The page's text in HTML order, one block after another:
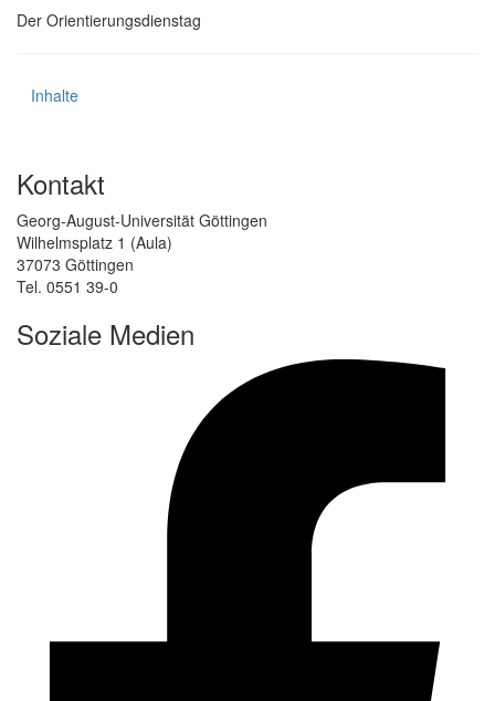
Der Orientierungsdienstag
Inhalte
Kontakt
Georg-August-Universität Göttingen
Wilhelmsplatz 1 (Aula)
37073 Göttingen
Tel. 0551 39-0
Soziale Medien